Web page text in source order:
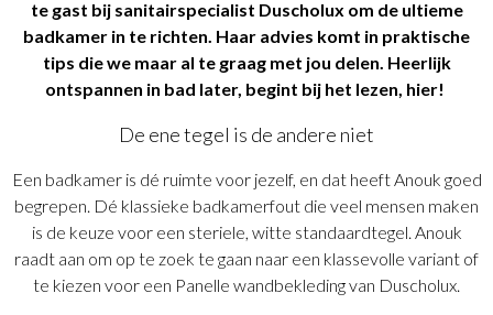
te gast bij sanitairspecialist Duscholux om de ultieme
badkamer in te richten. Haar advies komt in praktische
tips die we maar al te graag met jou delen. Heerlijk
ontspannen in bad later, begint bij het lezen, hier!
De ene tegel is de andere niet
Een badkamer is dé ruimte voor jezelf, en dat heeft Anouk goed
begrepen. Dé klassieke badkamerfout die veel mensen maken
is de keuze voor een steriele, witte standaardtegel. Anouk
raadt aan om op te zoek te gaan naar een klassevolle variant of
te kiezen voor een Panelle wandbekleding van Duscholux.